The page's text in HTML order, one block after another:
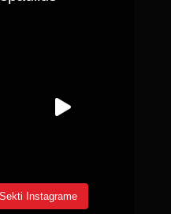
Sekti Instagrame